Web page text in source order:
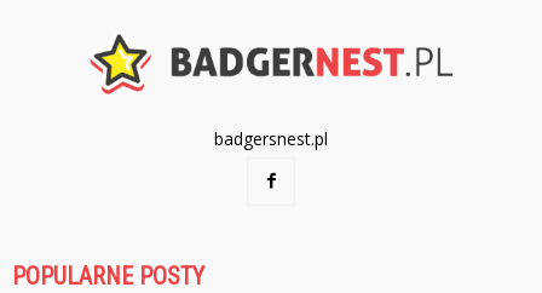
badgersnest.pl
POPULARNE POSTY